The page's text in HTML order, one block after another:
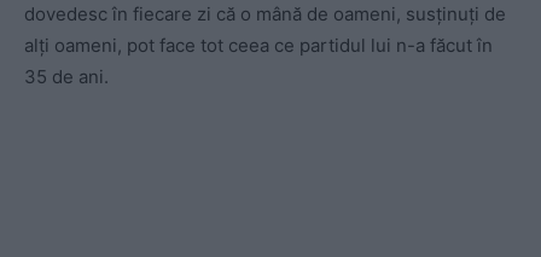
dovedesc în fiecare zi că o mână de oameni, susținuți de
alți oameni, pot face tot ceea ce partidul lui n-a făcut în
35 de ani.